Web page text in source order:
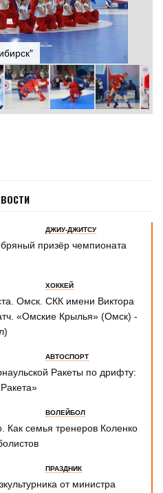
ДЖИУ-ДЖИТСУ
призёр чемпионата
ХОККЕЙ
Омск. СКК имени Виктора
«Омские Крылья» (Омск) -
АВТОСПОРТ
Ракеты по дрифту:
ВОЛЕЙБОЛ
Как семья тренеров Коленко
ПРАЗДНИК
от министра